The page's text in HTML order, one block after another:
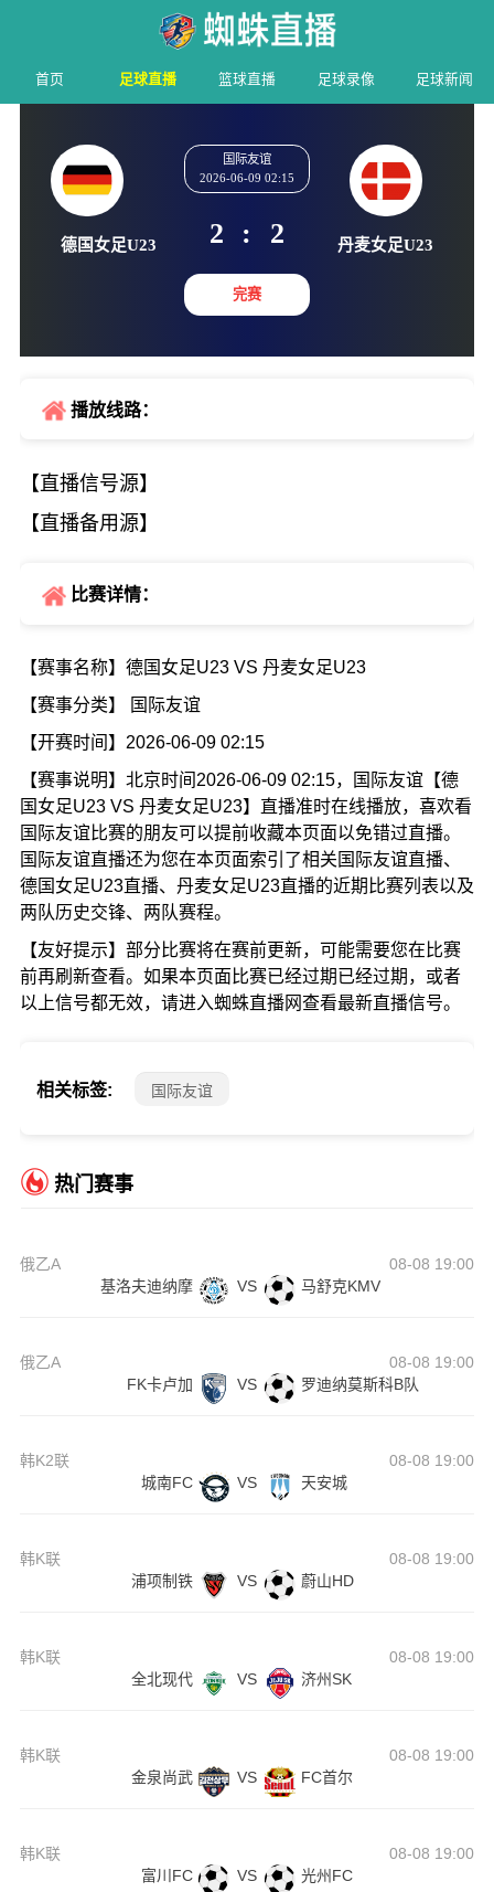
首页 足球直播 篮球直播 足球录像 足球新闻
德国女足U23
国际友谊
2 :
完赛
播放线路：
【直播信号源】
【直播备用源】
比赛详情：
【赛事名称】德国女足U23 VS 丹麦女足U23
【赛事分类】 国际友谊
【开赛时间】2026-06-09 02:15
【赛事说明】北京时间2026-06-09 02:15，国际友谊【德
国女足U23 VS 丹麦女足U23】直播准时在线播放，喜欢看
国际友谊比赛的朋友可以提前收藏本页面以免错过直播。
国际友谊直播还为您在本页面索引了相关国际友谊直播、
德国女足U23直播、丹麦女足U23直播的近期比赛列表以及
两队历史交锋、两队赛程。
【友好提示】部分比赛将在赛前更新，可能需要您在比赛
前再刷新查看。如果本页面比赛已经过期已经过期，或者
以上信号都无效，请进入蜘蛛直播网查看最新直播信号。
相关标签: 国际友谊
热门赛事
俄乙A
08-08 19:00
基洛夫迪纳摩
VS 马舒克KMV
俄乙A
08-08 19:00
FK卡卢加
VS 罗迪纳莫斯科B队
韩K2联
08-08 19:00
城南FC
VS 天安城
韩K联
08-08 19:00
浦项制铁
VS 蔚山HD
韩K联
08-08 19:00
全北现代
VS 济州SK
韩K联
08-08 19:00
金泉尚武
VS FC首尔
韩K联
08-08 19:00
富川FC
VS 光州FC